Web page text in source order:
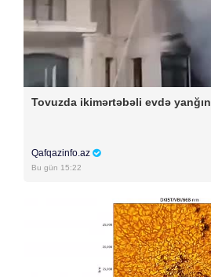
Tovuzda ikimərtəbəli evdə yanğın
Qafqazinfo.az
Bu gün 15:22